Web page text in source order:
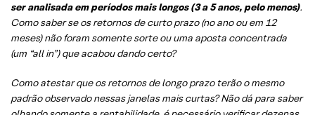
ser analisada em períodos mais longos (3 a 5 anos, pelo menos).
Como saber se os retornos de curto prazo (no ano ou em 12
meses) não foram somente sorte ou uma aposta concentrada
(um “all in”) que acabou dando certo?
Como atestar que os retornos de longo prazo terão o mesmo
padrão observado nessas janelas mais curtas? Não dá para saber